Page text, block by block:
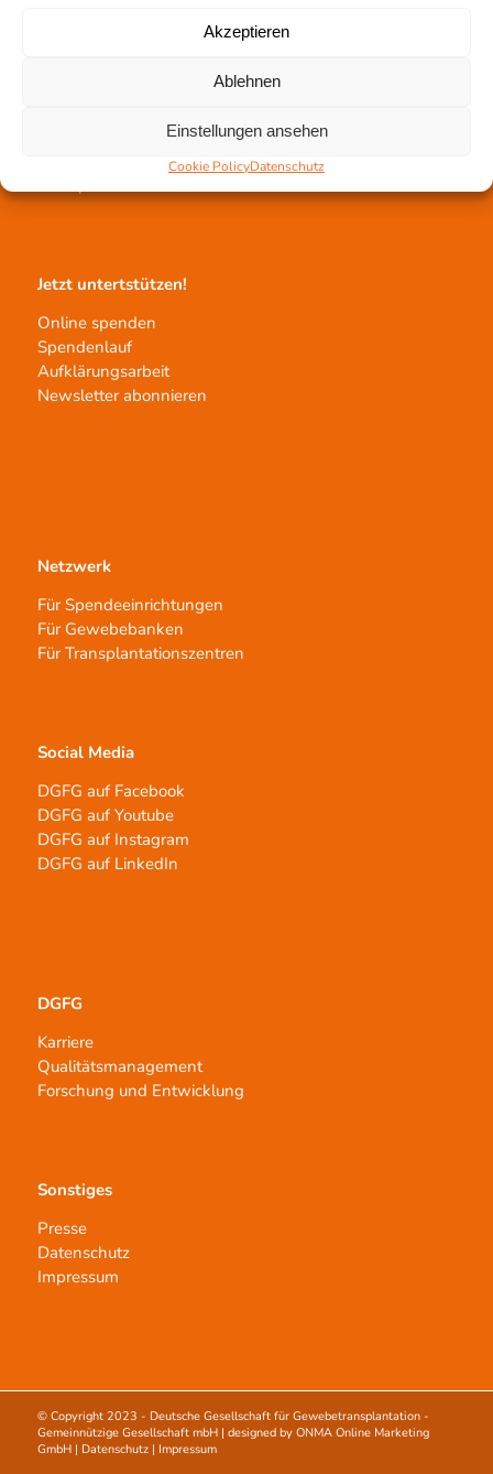
Akzeptieren
Ablehnen
Einstellungen ansehen
Cookie PolicyDatenschutz
Gewebeprozessierung
Transplantatvermittlung
Jetzt untertstützen!
Online spenden
Spendenlauf
Aufklärungsarbeit
Newsletter abonnieren
Netzwerk
Für Spendeeinrichtungen
Für Gewebebanken
Für Transplantationszentren
Social Media
DGFG auf Facebook
DGFG auf Youtube
DGFG auf Instagram
DGFG auf LinkedIn
DGFG
Karriere
Qualitätsmanagement
Forschung und Entwicklung
Sonstiges
Presse
Datenschutz
Impressum
© Copyright 2023 - Deutsche Gesellschaft für Gewebetransplantation -
Gemeinnützige Gesellschaft mbH| designed by ONMA Online Marketing
GmbH| Datenschutz| Impressum